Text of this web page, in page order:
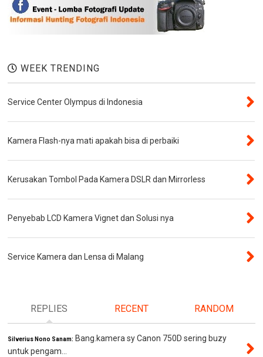
WEEK TRENDING
Service Center Olympus di Indonesia
Kamera Flash-nya mati apakah bisa di perbaiki
Kerusakan Tombol Pada Kamera DSLR dan Mirrorless
Penyebab LCD Kamera Vignet dan Solusi nya
Service Kamera dan Lensa di Malang
REPLIES RECENT RANDOM
Silverius Nono Sanam: Bang.kamera sy Canon 750D sering buzy
untuk pengam...